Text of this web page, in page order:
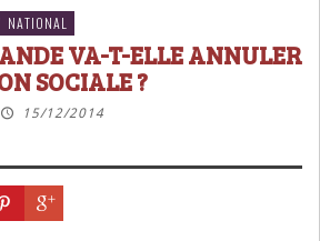
NATIONAL
VA-T-ELLE ANNULER
SOCIALE ?
15/12/2014